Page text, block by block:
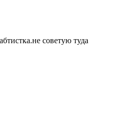
советую туда